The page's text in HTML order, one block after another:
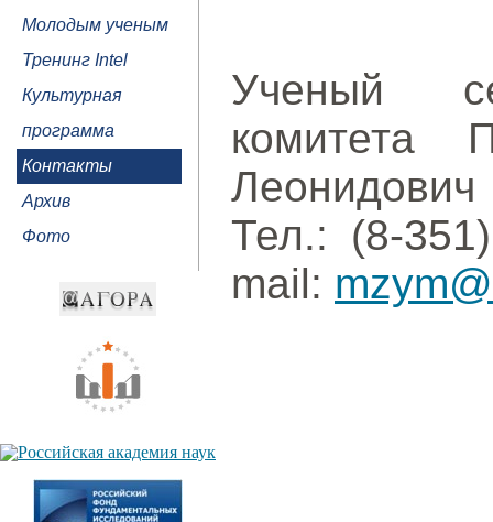
Молодым ученым
Тренинг Intel
Культурная
программа
Контакты
Архив
Фото
Ученый
комитета
Леонидович
Тел.: (8-
mail: